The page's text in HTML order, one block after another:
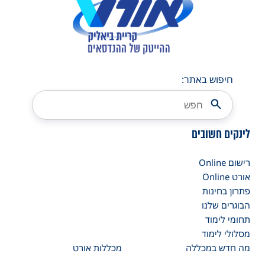
חיפוש באתר:
לינקים חשובים
רישום Online
אורט Online
פתרון בחינות
הבוגרים שלנו
תחומי לימוד
מסלולי לימוד
מה חדש במכללה
מכללות אורט